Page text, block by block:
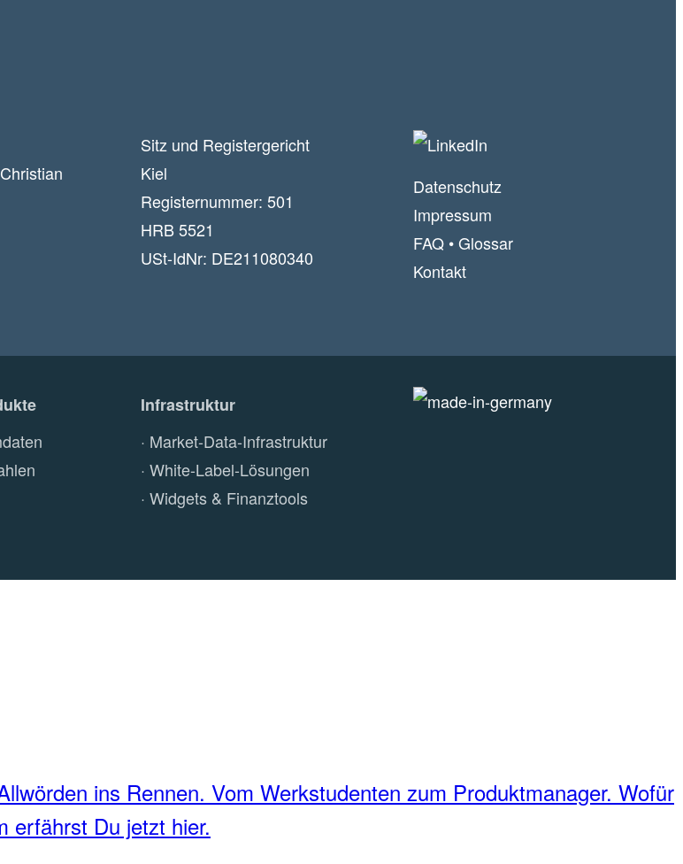
Sitz und Registergericht
Kiel
Registernummer: 501
HRB 5521
USt-IdNr: DE211080340
Datenschutz
Impressum
FAQ•Glossar
Kontakt
Infrastruktur
Market-Data-Infrastruktur
White-Label-Lösungen
Widgets & Finanztools
ins Rennen. Vom Werkstudenten zum Produktmanager. Wofür
erfährst Du jetzt hier.